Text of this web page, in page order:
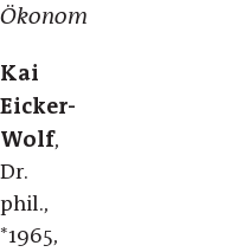
Ökonom
Kai
Eicker-
Wolf,
Dr.
phil.,
*1965,